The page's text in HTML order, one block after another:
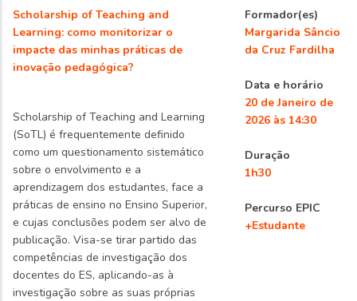
Scholarship of Teaching and
Learning: como monitorizar o
impacte das minhas práticas de
inovação pedagógica?
Scholarship of Teaching and Learning
(SoTL) é frequentemente definido
como um questionamento sistemático
sobre o envolvimento e a
aprendizagem dos estudantes, face a
práticas de ensino no Ensino Superior,
e cujas conclusões podem ser alvo de
publicação. Visa-se tirar partido das
competências de investigação dos
docentes do ES, aplicando-as à
investigação sobre as suas próprias
Formador(es)
Margarida Sâncio
da Cruz Fardilha
Data e horário
20 de Janeiro de
2026 às 14:30
Duração
1h30
Percurso EPIC
+Estudante